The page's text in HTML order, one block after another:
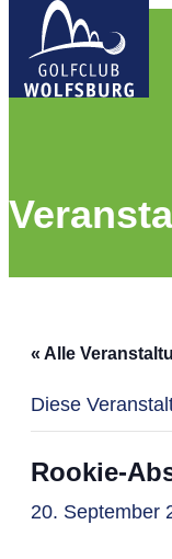
« Alle
Diese
Rookie-
20. September